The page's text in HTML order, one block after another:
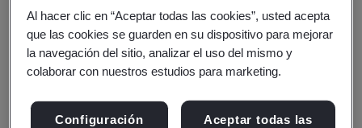
Proporciona la confianza de que su organización
cumple con los estándares internacionales
reconocidos, lo que le otorga una ventaja competitiva
en el mercado.
Al hacer clic en “Aceptar todas las cookies”, usted acepta
que las cookies se guarden en su dispositivo para mejorar
la navegación del sitio, analizar el uso del mismo y
colaborar con nuestros estudios para marketing.
Configuración
Aceptar todas las